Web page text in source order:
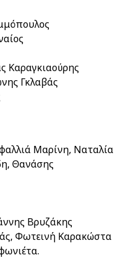
Καραγκιαούρης
Γκλαβάς
Μαρίνη, Ναταλία
Θανάσης
Βρυζάκης
Φωτεινή Καρακώστα